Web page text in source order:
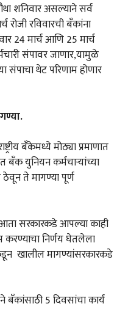
शनिवार असल्याने सर्व
रोजी रविवारची बँकांना
24 मार्च आणि 25 मार्च
संपावर जाणार,यामुळे
संपाचा थेट परिणाम होणार
बँकेमध्ये मोठ्या प्रमाणात
बँक युनियन कर्मचाऱ्यांच्या
ठेवून ते मागण्या पूर्ण
सरकारकडे आपल्या काही
करण्याचा निर्णय घेतलेला
खालील मागण्यांसरकारकडे
बँकांसाठी 5 दिवसांचा कार्य